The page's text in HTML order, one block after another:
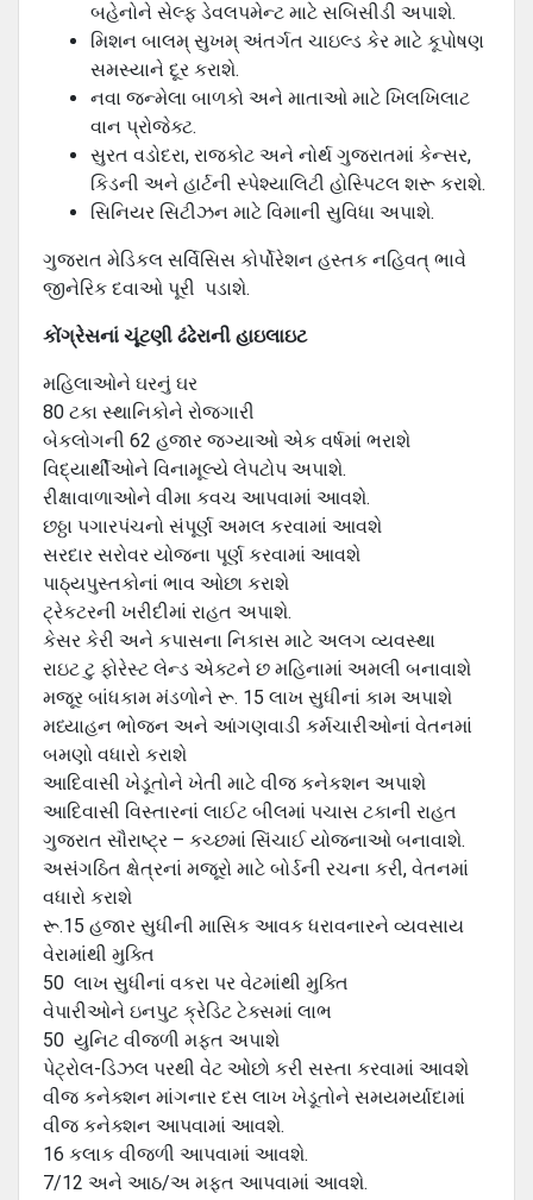
બહેનોને સેલ્ફ ડેવલપમેન્ટ માટે સબિસીડી અપાશે.
મિશન બાલમ્ સુખમ્ અંતર્ગત ચાઇલ્ડ કેર માટે કૂપોષણ
સમસ્યાને દૂર કરાશે.
નવા જન્મેલા બાળકો અને માતાઓ માટે ખિલખિલાટ
વાન પ્રોજેક્ટ.
સુરત વડોદરા, રાજકોટ અને નોર્થ ગુજરાતમાં કેન્સર,
કિડની અને હાર્ટની સ્પેશ્યાલિટી હોસ્પિટલ શરૂ કરાશે.
સિનિયર સિટીઝન માટે વિમાની સુવિધા અપાશે.
ગુજરાત મેડિકલ સર્વિસિસ કોર્પોરેશન હસ્તક નહિવત્ ભાવે
જીનેરિક દવાઓ પૂરી પડાશે.
કોંગ્રેસનાં ચૂંટણી ઢંઢેરાની હાઇલાઇટ
મહિલાઓને ઘરનું ઘર
80 ટકા સ્થાનિકોને રોજગારી
બેકલોગની 62 હજાર જગ્યાઓ એક વર્ષમાં ભરાશે
વિદ્યાર્થીઓને વિનામૂલ્યે લેપટોપ અપાશે.
રીક્ષાવાળાઓને વીમા કવચ આપવામાં આવશે.
છઠ્ઠા પગારપંચનો સંપૂર્ણ અમલ કરવામાં આવશે
સરદાર સરોવર યોજના પૂર્ણ કરવામાં આવશે
પાઠ્યપુસ્તકોનાં ભાવ ઓછા કરાશે
ટ્રેકટરની ખરીદીમાં રાહત અપાશે.
કેસર કેરી અને કપાસના નિકાસ માટે અલગ વ્યવસ્થા
રાઇટ ટુ ફોરેસ્ટ લેન્ડ એક્ટને છ મહિનામાં અમલી બનાવાશે
મજૂર બાંધકામ મંડળોને રૂ. 15 લાખ સુધીનાં કામ અપાશે
મધ્યાહન ભોજન અને આંગણવાડી કર્મચારીઓનાં વેતનમાં
બમણો વધારો કરાશે
આદિવાસી ખેડૂતોને ખેતી માટે વીજ કનેકશન અપાશે
આદિવાસી વિસ્તારનાં લાઈટ બીલમાં પચાસ ટકાની રાહત
ગુજરાત સૌરાષ્ટ્ર – કચ્છમાં સિંચાઈ યોજનાઓ બનાવાશે.
અસંગઠિત ક્ષેત્રનાં મજૂરો માટે બોર્ડની રચના કરી, વેતનમાં
વધારો કરાશે
રૂ.15 હજાર સુધીની માસિક આવક ધરાવનારને વ્યવસાય
વેરામાંથી મુક્તિ
50 લાખ સુધીનાં વકરા પર વેટમાંથી મુક્તિ
વેપારીઓને ઇનપુટ ક્રેડિટ ટેક્સમાં લાભ
50 યુનિટ વીજળી મફત અપાશે
પેટ્રોલ-ડિઝલ પરથી વેટ ઓછો કરી સસ્તા કરવામાં આવશે
વીજ કનેક્શન માંગનાર દસ લાખ ખેડૂતોને સમયમર્યાદામાં
વીજ કનેક્શન આપવામાં આવશે.
16 કલાક વીજળી આપવામાં આવશે.
7/12 અને આઠ/અ મફત આપવામાં આવશે.